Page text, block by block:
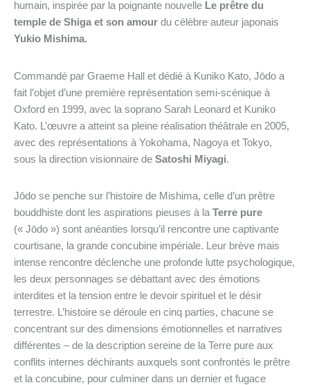
humain, inspirée par la poignante nouvelle Le prêtre du
temple de Shiga et son amour du célèbre auteur japonais
Yukio Mishima.
Commandé par Graeme Hall et dédié à Kuniko Kato, Jōdo a
fait l’objet d’une première représentation semi-scénique à
Oxford en 1999, avec la soprano Sarah Leonard et Kuniko
Kato. L’œuvre a atteint sa pleine réalisation théâtrale en 2005,
avec des représentations à Yokohama, Nagoya et Tokyo,
sous la direction visionnaire de Satoshi Miyagi.
Jōdo se penche sur l’histoire de Mishima, celle d’un prêtre
bouddhiste dont les aspirations pieuses à la Terre pure
(« Jōdo ») sont anéanties lorsqu’il rencontre une captivante
courtisane, la grande concubine impériale. Leur brève mais
intense rencontre déclenche une profonde lutte psychologique,
les deux personnages se débattant avec des émotions
interdites et la tension entre le devoir spirituel et le désir
terrestre. L’histoire se déroule en cinq parties, chacune se
concentrant sur des dimensions émotionnelles et narratives
différentes – de la description sereine de la Terre pure aux
conflits internes déchirants auxquels sont confrontés le prêtre
et la concubine, pour culminer dans un dernier et fugace